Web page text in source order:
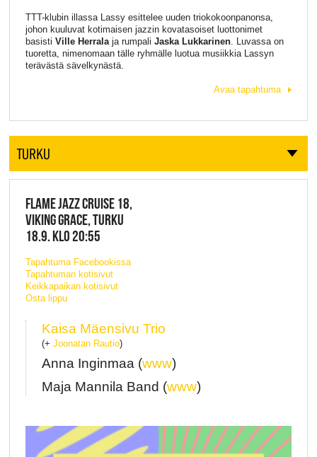
TTT-klubin illassa Lassy esittelee uuden triokokoonpanonsa,
johon kuuluvat kotimaisen jazzin kovatasoiset luottonimet
basisti Ville Herralaja rumpali Jaska Lukkarinen. Luvassa on
tuoretta, nimenomaan tälle ryhmälle luotua musiikkia Lassyn
terävästä sävelkynästä.
Avaa tapahtuma
TURKU
FLAME JAZZ CRUISE 18,
VIKING GRACE, TURKU
18.9. KLO 20:55
Tapahtuma Facebookissa
Tapahtuman kotisivut
Keikkapaikan kotisivut
Osta lippu
Kaisa Mäensivu Trio
(+ Joonatan Rautio)
Anna Inginmaa (www)
Maja Mannila Band (www)